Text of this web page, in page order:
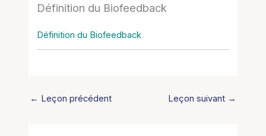
Définition du Biofeedback
Définition du Biofeedback
← Leçon précédent Leçon suivant →